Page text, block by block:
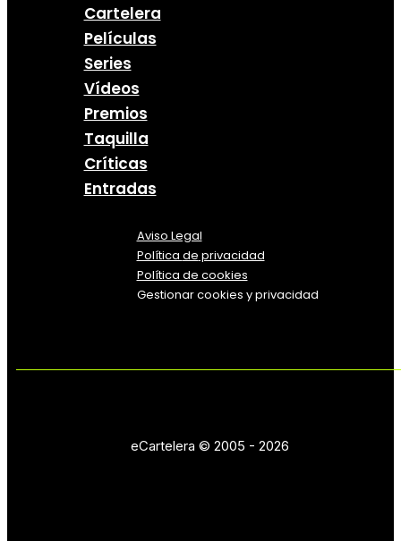
Cartelera
Películas
Series
Vídeos
Premios
Taquilla
Críticas
Entradas
Aviso Legal
Política de privacidad
Política de cookies
Gestionar cookies y privacidad
eCartelera © 2005 - 2026